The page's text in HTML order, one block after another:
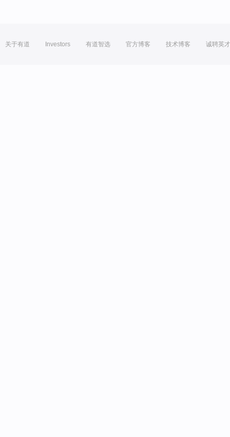
关于有道 Investors 有道智选 官方博客 技术博客 诚聘英才